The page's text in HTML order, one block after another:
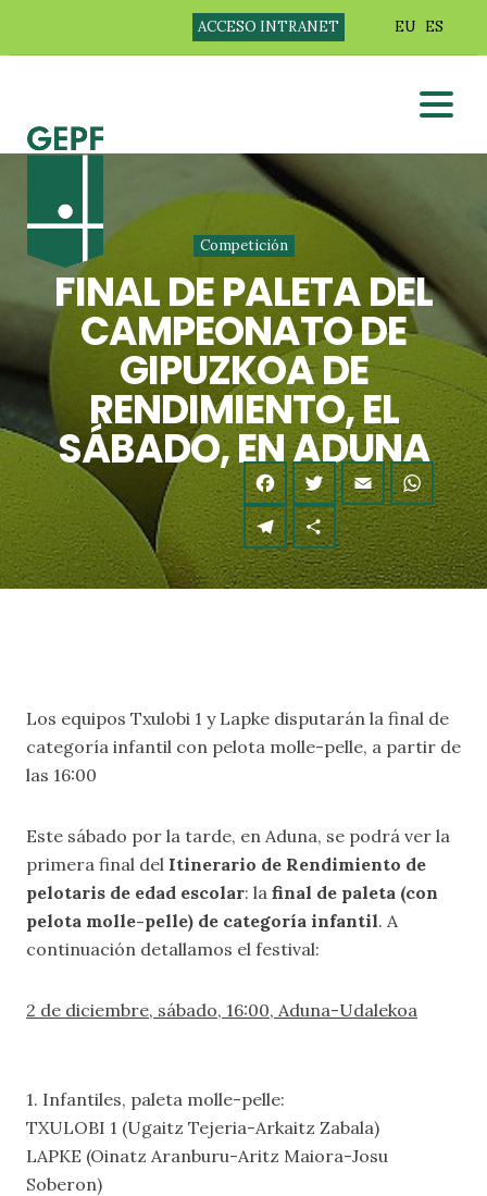
ACCESO INTRANET EU ES
Competición
FINAL DE PALETA DEL
CAMPEONATO DE
GIPUZKOA DE
RENDIMIENTO, EL
SÁBADO, EN ADUNA
Los equipos Txulobi 1 y Lapke disputarán la final de
categoría infantil con pelota molle-pelle, a partir de
las 16:00
Este sábado por la tarde, en Aduna, se podrá ver la
primera final del Itinerario de Rendimiento de
pelotaris de edad escolar: la final de paleta (con
pelota molle-pelle) de categoría infantil. A
continuación detallamos el festival:
2 de diciembre, sábado, 16:00, Aduna-Udalekoa
1. Infantiles, paleta molle-pelle:
TXULOBI 1 (Ugaitz Tejeria-Arkaitz Zabala)
LAPKE (Oinatz Aranburu-Aritz Maiora-Josu
Soberon)